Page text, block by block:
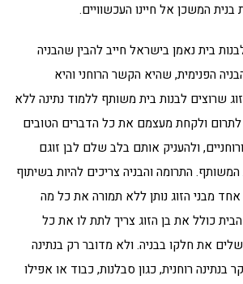
המשכן אל חיינו העכשוויים.
בית נאמן בישראל חייב להבין שהבניה
הפנימית, שהיא הקשר הרוחני והיא
שרוצים לבנות בית משותף ללמוד נתינה ללא
לתרום ולקחת מעצמם את כל הדברים הטובים
ולהעניק אותם בלב שלם לבן זוגם
התרומה והבניה צריכים להיות בשיתוף
מבני הזוג נותן ללא תמורה את כל מה
כולל את בן הזוג צריך לתת לו את כל
את חלקו בבניה. ולא מדובר רק בנתינה
בנתינה רוחנית, כגון סבלנות, כבוד או אפילו